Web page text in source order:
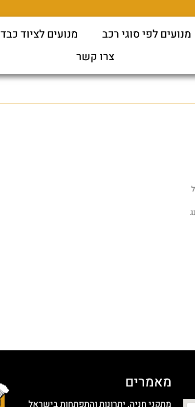
מנועים לפי סוגי רכב מנועים לציוד כבד
צרו קשר
מתקני חניה, יתרונות והתפתחות בישראל